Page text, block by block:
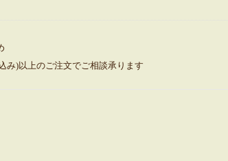
み)以上のご注文でご相談承ります